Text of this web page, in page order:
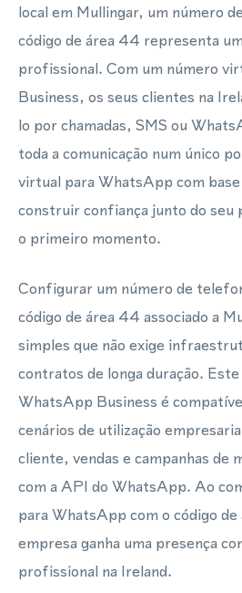
local em Mullingar, um número
código de área 44 representa
profissional. Com um número
Business, os seus clientes na
lo por chamadas, SMS ou
toda a comunicação num único
virtual para WhatsApp com
construir confiança junto do seu
o primeiro momento.
Configurar um número de
código de área 44 associado a
simples que não exige
contratos de longa duração.
WhatsApp Business é
cenários de utilização
cliente, vendas e campanhas de
com a API do WhatsApp. Ao
para WhatsApp com o código
empresa ganha uma presença
profissional na Ireland.